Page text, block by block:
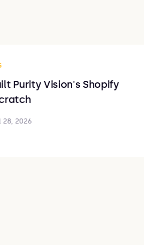
Purity Vision's Shopify
28, 2026